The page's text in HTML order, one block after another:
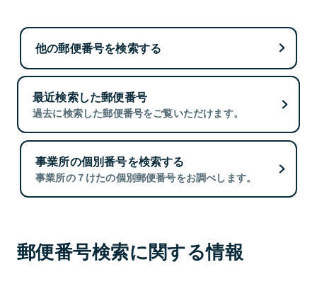
他の郵便番号を検索する
最近検索した郵便番号
過去に検索した郵便番号をご覧いただけます。
事業所の個別番号を検索する
事業所の７けたの個別郵便番号をお調べします。
郵便番号検索に関する情報